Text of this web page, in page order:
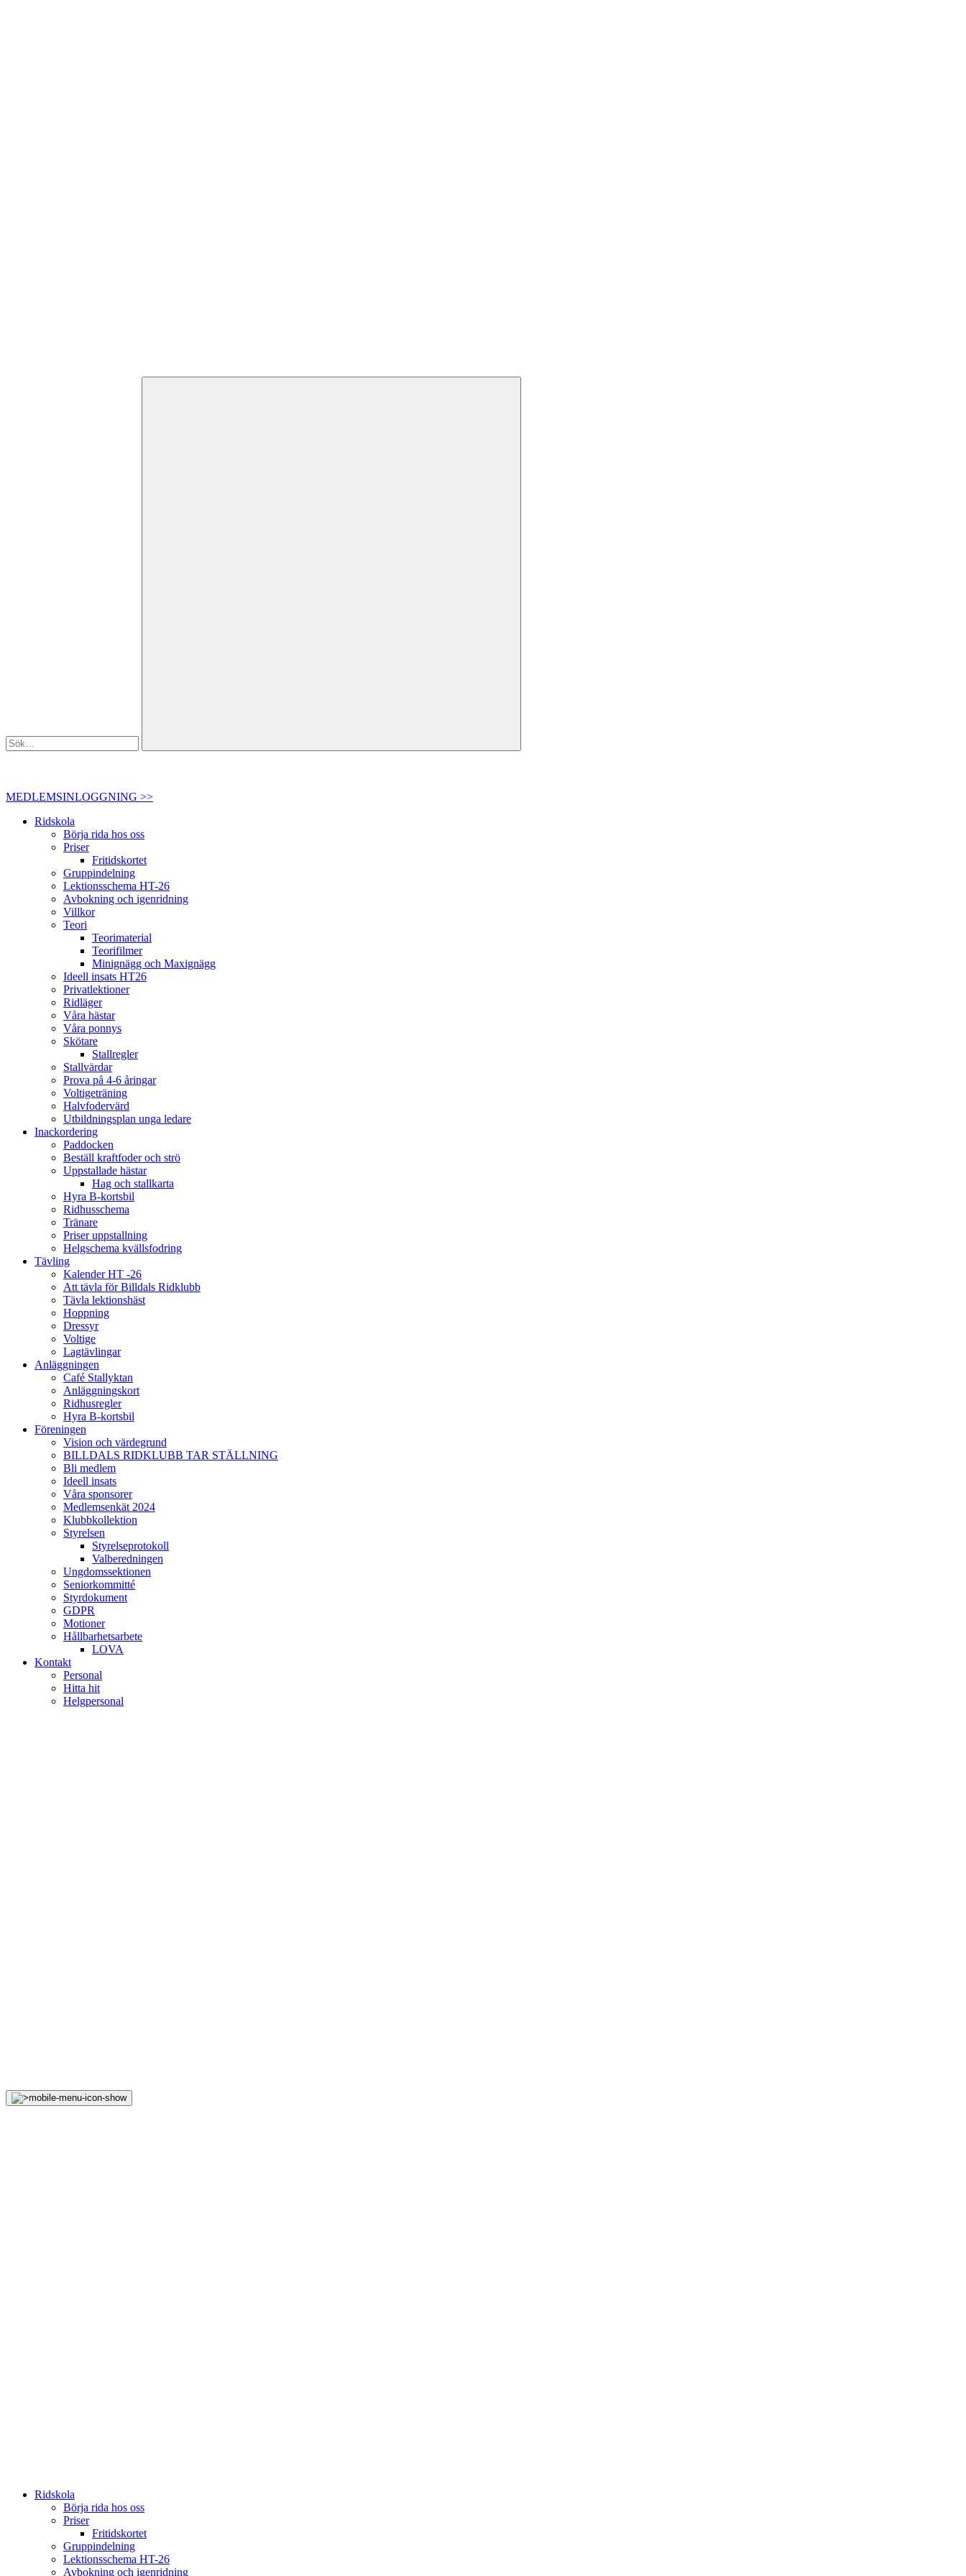
MEDLEMSINLOGGNING >>
Ridskola
Börja rida hos oss
Priser
Fritidskortet
Gruppindelning
Lektionsschema HT-26
Avbokning och igenridning
Villkor
Teori
Teorimaterial
Teorifilmer
Minignägg och Maxignägg
Ideell insats HT26
Privatlektioner
Ridläger
Våra hästar
Våra ponnys
Skötare
Stallregler
Stallvärdar
Prova på 4-6 åringar
Voltigeträning
Halvfodervärd
Utbildningsplan unga ledare
Inackordering
Paddocken
Beställ kraftfoder och strö
Uppstallade hästar
Hag och stallkarta
Hyra B-kortsbil
Ridhusschema
Tränare
Priser uppstallning
Helgschema kvällsfodring
Tävling
Kalender HT -26
Att tävla för Billdals Ridklubb
Tävla lektionshäst
Hoppning
Dressyr
Voltige
Lagtävlingar
Anläggningen
Café Stallyktan
Anläggningskort
Ridhusregler
Hyra B-kortsbil
Föreningen
Vision och värdegrund
BILLDALS RIDKLUBB TAR STÄLLNING
Bli medlem
Ideell insats
Våra sponsorer
Medlemsenkät 2024
Klubbkollektion
Styrelsen
Styrelseprotokoll
Valberedningen
Ungdomssektionen
Seniorkommitté
Styrdokument
GDPR
Motioner
Hållbarhetsarbete
LOVA
Kontakt
Personal
Hitta hit
Helgpersonal
Ridskola
Börja rida hos oss
Priser
Fritidskortet
Gruppindelning
Lektionsschema HT-26
Avbokning och igenridning